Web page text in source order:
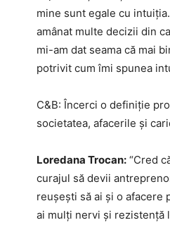
mine sunt egale cu
amânat multe decizii din
mi-am dat seama că mai
potrivit cum îmi spunea
C&B: Încerci o definiție
societatea, afacerile și
Loredana Trocan: “Cred
curajul să devii
reușești să ai și o afacere
ai mulți nervi și rezistență